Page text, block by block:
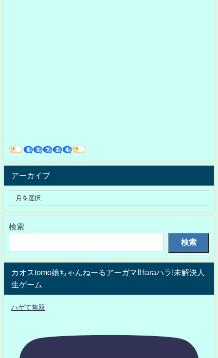
アーカイブ
検索
検索
カオスtomo娘ちゃんねーるアーガマ!Haraハラ!未解決人
生ゲーム
ハゲて無双